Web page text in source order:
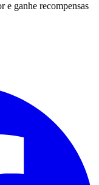
e ganhe recompensas